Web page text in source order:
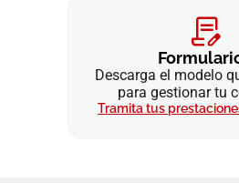
Descarga el modelo
para gestionar tu
Tramita tus